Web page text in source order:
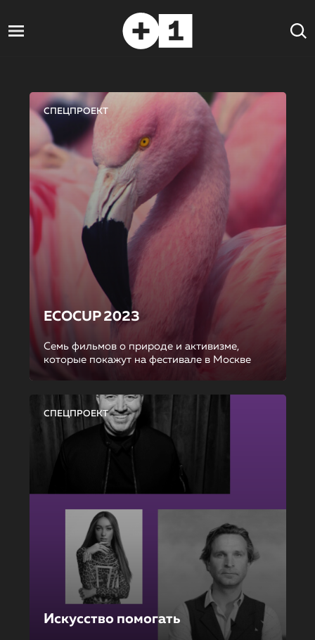
СПЕЦПРОЕКТ
ECOCUP 2023
Семь фильмов о природе и активизме,
которые покажут на фестивале в Москве
СПЕЦПРОЕКТ
Искусство помогать